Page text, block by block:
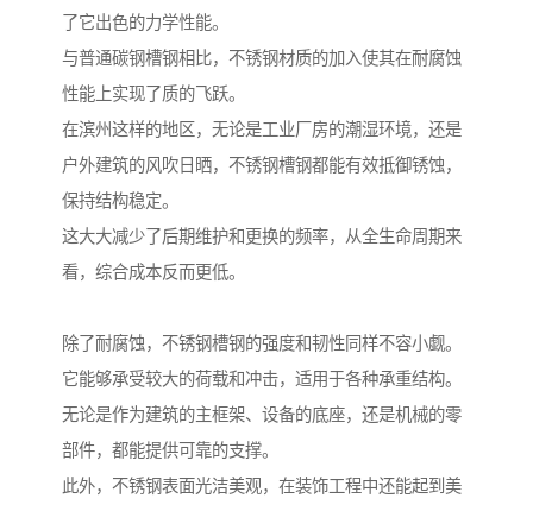
了它出色的力学性能。
与普通碳钢槽钢相比，不锈钢材质的加入使其在耐腐蚀
性能上实现了质的飞跃。
在滨州这样的地区，无论是工业厂房的潮湿环境，还是
户外建筑的风吹日晒，不锈钢槽钢都能有效抵御锈蚀，
保持结构稳定。
这大大减少了后期维护和更换的频率，从全生命周期来
看，综合成本反而更低。
除了耐腐蚀，不锈钢槽钢的强度和韧性同样不容小觑。
它能够承受较大的荷载和冲击，适用于各种承重结构。
无论是作为建筑的主框架、设备的底座，还是机械的零
部件，都能提供可靠的支撑。
此外，不锈钢表面光洁美观，在装饰工程中还能起到美